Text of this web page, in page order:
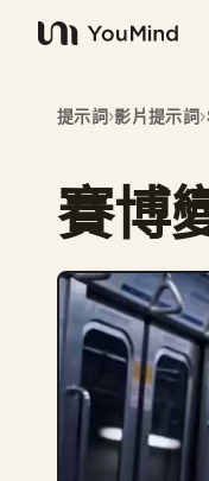
YouMind
提示詞›影片提示詞›
賽博